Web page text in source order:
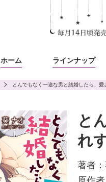
ホーム ラインナップ
とんでもなく一途な男と結婚したら、
と
れ
著者：